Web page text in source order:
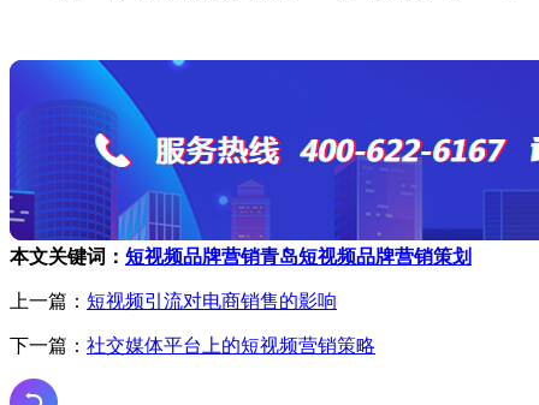
本文关键词： 短视频品牌营销青岛短视频品牌营销策划
上一篇： 短视频引流对电商销售的影响
下一篇： 社交媒体平台上的短视频营销策略